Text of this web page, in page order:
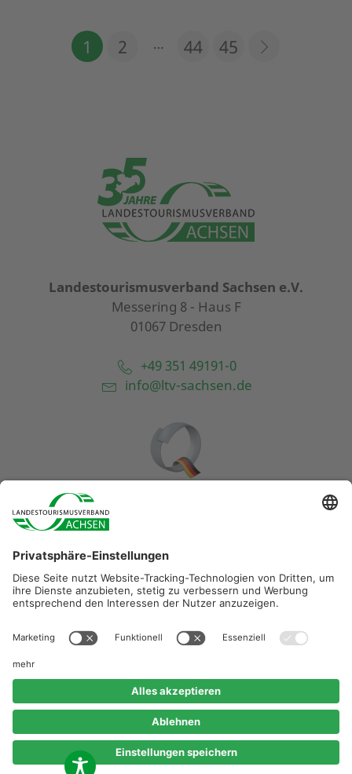
1 2 … 44 45
Landestourismusverband Sachsen e.V.
Messering 8 - Haus F
01067 Dresden
+49 351 49191-0
info@ltv-sachsen.de
Diese Maßnahme wird mitfinanziert durch Steuermittel auf
beschlossenen Haushaltes.